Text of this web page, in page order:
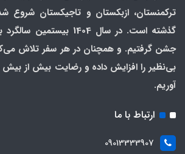
ترکمنستان، ازبکستان و تاجیکستان
گذشته است. در سال 1404
جشن گرفتیم. و همچنان در هر سفر تلاش
بی‌نظیر را افزایش داده و رضایت بیش از بیش
آوریم.
ارتباط با ما
09013333907